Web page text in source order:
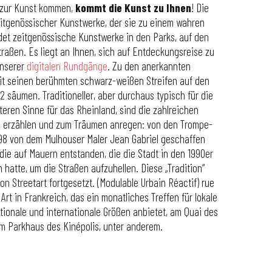
Kunst kommen, kommt die Kunst zu Ihnen! Die
Kunstwerke, der sie zu einem wahren
zeitgenössische Kunstwerke in den Parks, auf den
Es liegt an Ihnen, sich auf Entdeckungsreise zu
digitalen Rundgänge. Zu den anerkannten
seinen berühmten schwarz-weißen Streifen auf den
säumen. Traditioneller, aber durchaus typisch für die
Sinne für das Rheinland, sind die zahlreichen
und zum Träumen anregen: von den Trompe-
von dem Mulhouser Maler Jean Gabriel geschaffen
auf Mauern entstanden, die die Stadt in den 1990er
um die Straßen aufzuhellen. Diese „Tradition“
Streetart fortgesetzt. (Modulable Urbain Réactif) rue
in Frankreich, das ein monatliches Treffen für lokale
und internationale Größen anbietet, am Quai des
Parkhaus des Kinépolis, unter anderem.